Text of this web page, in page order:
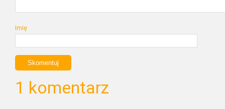
Imię
1 komentarz